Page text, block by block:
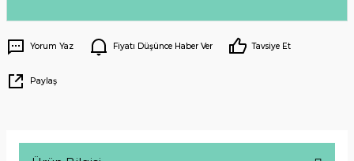
Yorum Yaz Fiyatı Düşünce Haber Ver Tavsiye Et
Paylaş